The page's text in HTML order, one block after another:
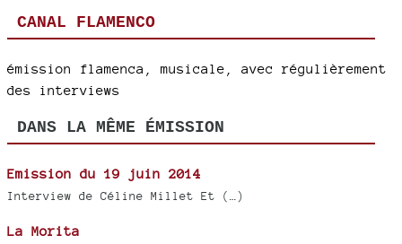
CANAL FLAMENCO
émission flamenca, musicale, avec régulièrement
des interviews
DANS LA MÊME ÉMISSION
Emission du 19 juin 2014
Interview de Céline Millet Et (…)
La Morita